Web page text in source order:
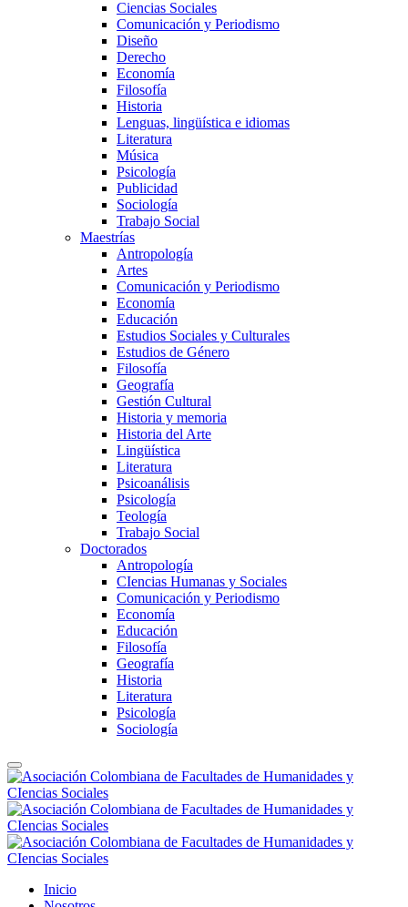
Ciencias Sociales
Comunicación y Periodismo
Diseño
Derecho
Economía
Filosofía
Historia
Lenguas, lingüística e idiomas
Literatura
Música
Psicología
Publicidad
Sociología
Trabajo Social
Maestrías
Antropología
Artes
Comunicación y Periodismo
Economía
Educación
Estudios Sociales y Culturales
Estudios de Género
Filosofía
Geografía
Gestión Cultural
Historia y memoria
Historia del Arte
Lingüística
Literatura
Psicoanálisis
Psicología
Teología
Trabajo Social
Doctorados
Antropología
CIencias Humanas y Sociales
Comunicación y Periodismo
Economía
Educación
Filosofía
Geografía
Historia
Literatura
Psicología
Sociología
Inicio